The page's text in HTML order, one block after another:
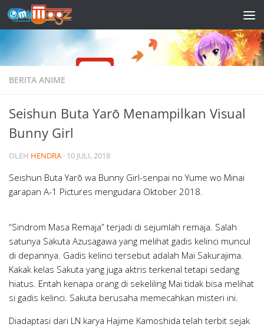
Skip to content
BERITA ANIME
Seishun Buta Yarō Menampilkan Visual
Bunny Girl
OLEH HENDRA · 10 JULI, 2018
Seishun Buta Yarō wa Bunny Girl-senpai no Yume wo Minai
garapan A-1 Pictures mengudara Oktober 2018.
“Sindrom Masa Remaja” terjadi di sejumlah remaja. Salah
satunya Sakuta Azusagawa yang melihat gadis kelinci muncul
di depannya. Gadis kelinci tersebut adalah Mai Sakurajima.
Kakak kelas Sakuta yang juga aktris terkenal tetapi sedang
hiatus. Entah kenapa orang di sekeliling Mai tidak bisa melihat
si gadis kelinci. Sakuta berusaha memecahkan misteri ini.
Diadaptasi dari LN karya Hajime Kamoshida telah terbit sejak